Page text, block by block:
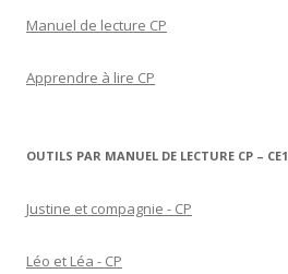
Manuel de lecture CP
Apprendre à lire CP
OUTILS PAR MANUEL DE LECTURE CP – CE1
Justine et compagnie - CP
Léo et Léa - CP